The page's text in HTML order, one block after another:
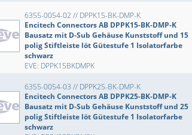
6355-0054-02 // DPPK15-BK-DMP-K
Encitech Connectors AB DPPK15-BK-DMP-K
Bausatz mit D-Sub Gehäuse Kunststoff und 15
polig Stiftleiste löt Gütestufe 1 Isolatorfarbe
schwarz
EVE: DPPK15BKDMPK
6355-0054-03 // DPPK25-BK-DMP-K
Encitech Connectors AB DPPK25-BK-DMP-K
Bausatz mit D-Sub Gehäuse Kunststoff und 25
polig Stiftleiste löt Gütestufe 1 Isolatorfarbe
schwarz